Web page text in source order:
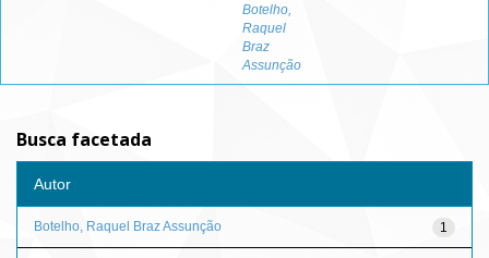
Botelho,
Raquel
Braz
Assunção
Busca facetada
Autor
1
Botelho, Raquel Braz Assunção